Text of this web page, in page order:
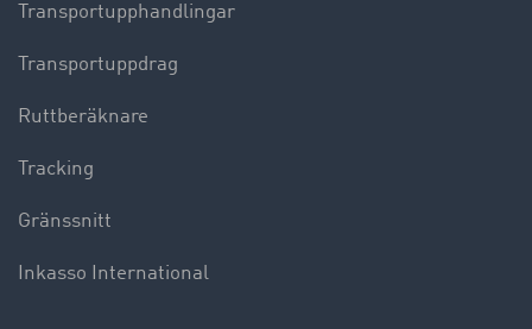
Transportupphandlingar
Transportuppdrag
Ruttberäknare
Tracking
Gränssnitt
Inkasso International